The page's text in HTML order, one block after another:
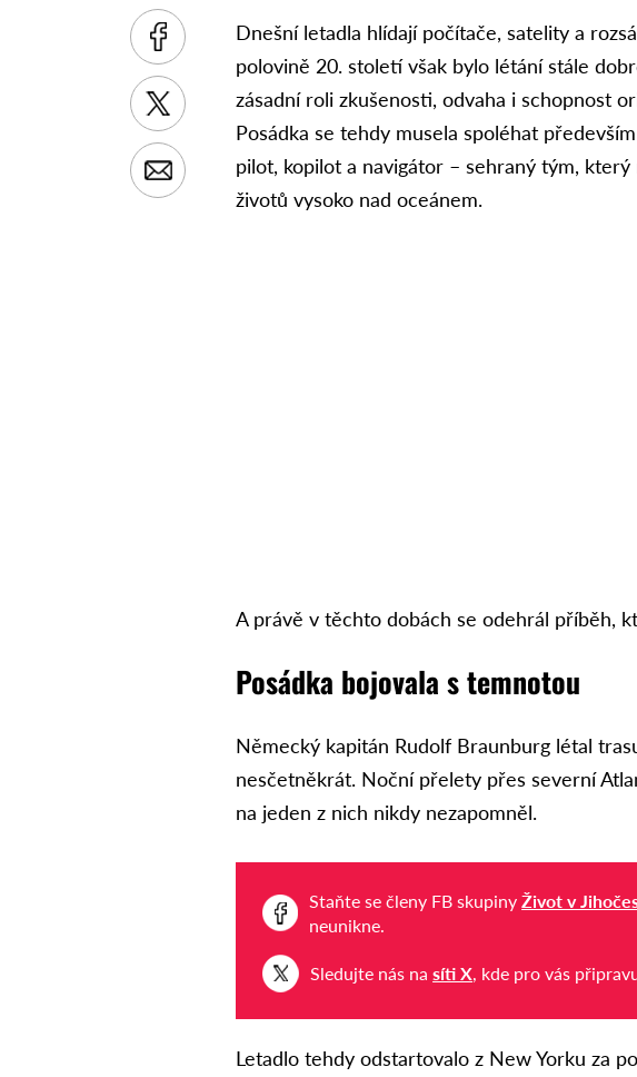
Dnešní letadla hlídají počítače, satelity a
polovině 20. století však bylo létání stále
zásadní roli zkušenosti, odvaha i schopnost
Posádka se tehdy musela spoléhat
pilot, kopilot a navigátor – sehraný tým,
životů vysoko nad oceánem.
A právě v těchto dobách se odehrál příběh,
Posádka bojovala s temnotou
Německý kapitán Rudolf Braunburg létal
nesčetněkrát. Noční přelety přes severní
na jeden z nich nikdy nezapomněl.
Staňte se členy FB skupinyŽivot v
neunikne.
Sledujte nás nasíti X , kde pro vás
Letadlo tehdy odstartovalo z New Yorku za